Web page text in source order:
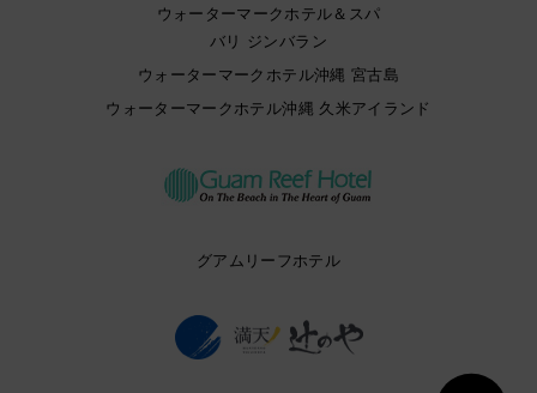
ウォーターマークホテル＆スパ
バリ ジンバラン
ウォーターマークホテル沖縄 宮古島
ウォーターマークホテル沖縄 久米アイランド
グアムリーフホテル